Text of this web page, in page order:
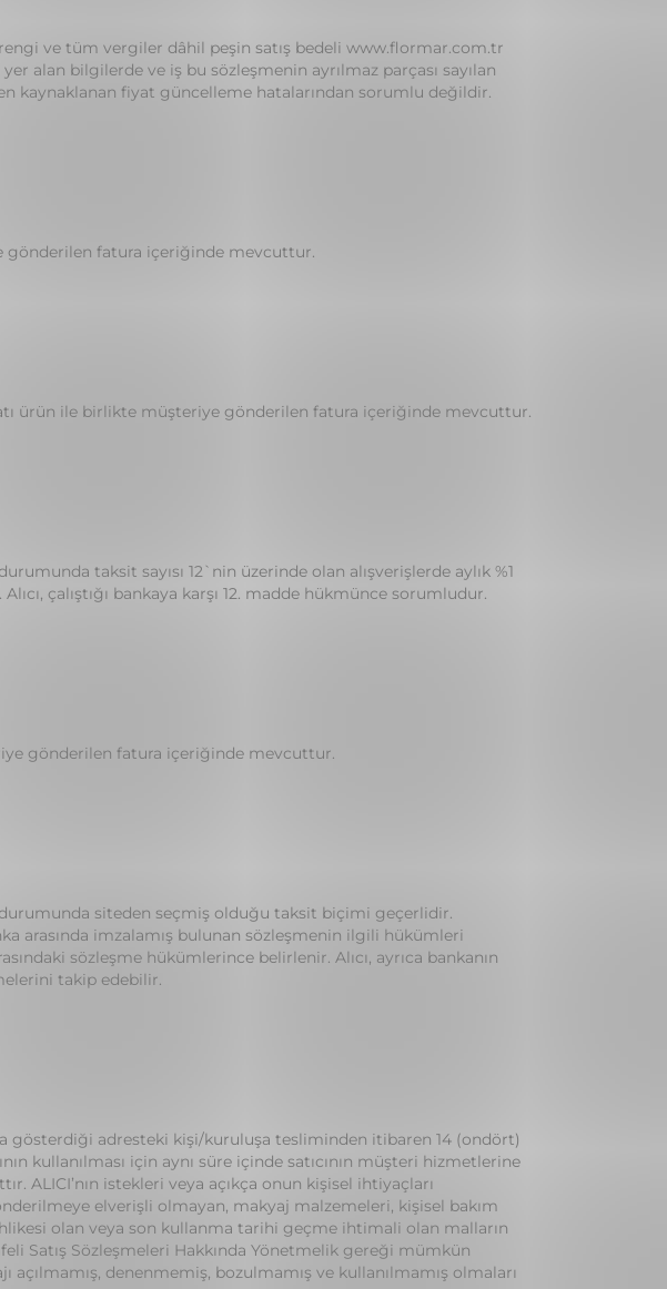
ve tüm vergiler dâhil peşin satış bedeli www.flormar.com.tr
alan bilgilerde ve iş bu sözleşmenin ayrılmaz parçası sayılan
kaynaklanan fiyat güncelleme hatalarından sorumlu değildir.
gönderilen fatura içeriğinde mevcuttur.
ürün ile birlikte müşteriye gönderilen fatura içeriğinde mevcuttur.
taksit sayısı 12`nin üzerinde olan alışverişlerde aylık %1
çalıştığı bankaya karşı 12. madde hükmünce sorumludur.
gönderilen fatura içeriğinde mevcuttur.
durumunda siteden seçmiş olduğu taksit biçimi geçerlidir.
arasında imzalamış bulunan sözleşmenin ilgili hükümleri
sözleşme hükümlerince belirlenir. Alıcı, ayrıca bankanın
takip edebilir.
gösterdiği adresteki kişi/kuruluşa tesliminden itibaren 14 (ondört)
kullanılması için aynı süre içinde satıcının müşteri hizmetlerine
ALICI’nın istekleri veya açıkça onun kişisel ihtiyaçları
elverişli olmayan, makyaj malzemeleri, kişisel bakım
olan veya son kullanma tarihi geçme ihtimali olan malların
Satış Sözleşmeleri Hakkında Yönetmelik gereği mümkün
denenmemiş, bozulmamış ve kullanılmamış olmaları